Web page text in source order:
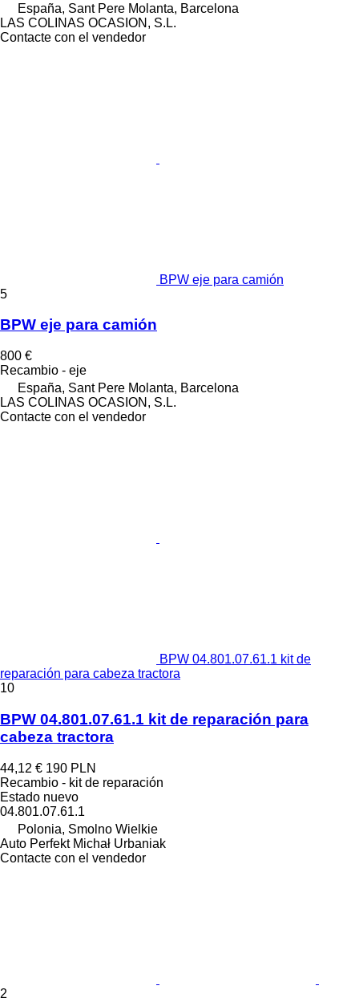
España, Sant Pere Molanta, Barcelona
LAS COLINAS OCASION, S.L.
Contacte con el vendedor
BPW eje para camión
5
BPW eje para camión
800 €
Recambio - eje
España, Sant Pere Molanta, Barcelona
LAS COLINAS OCASION, S.L.
Contacte con el vendedor
BPW 04.801.07.61.1 kit de
reparación para cabeza tractora
10
BPW 04.801.07.61.1 kit de reparación para
cabeza tractora
44,12 € 190 PLN
Recambio - kit de reparación
Estado nuevo
04.801.07.61.1
Polonia, Smolno Wielkie
Auto Perfekt Michał Urbaniak
Contacte con el vendedor
2